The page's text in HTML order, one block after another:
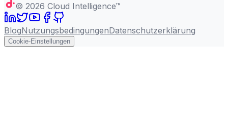
© 2026 Cloud Intelligence™
BlogNutzungsbedingungenDatenschutzerklärung
Cookie-Einstellungen